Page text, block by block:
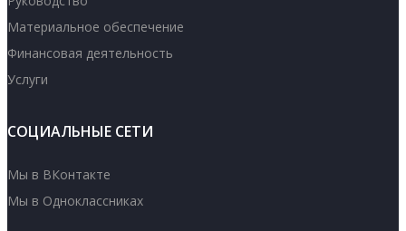
Материальное обеспечение
Финансовая деятельность
Услуги
СОЦИАЛЬНЫЕ СЕТИ
Мы в ВКонтакте
Мы в Одноклассниках